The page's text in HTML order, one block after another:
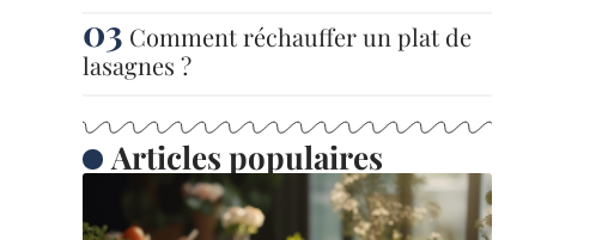
Comment réchauffer un plat de
lasagnes ?
Articles populaires